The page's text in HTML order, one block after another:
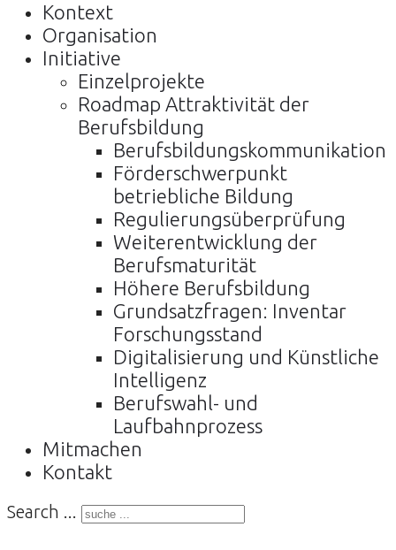
Kontext
Organisation
Initiative
Einzelprojekte
Roadmap Attraktivität der
Berufsbildung
Berufsbildungskommunikation
Förderschwerpunkt
betriebliche Bildung
Regulierungsüberprüfung
Weiterentwicklung der
Berufsmaturität
Höhere Berufsbildung
Grundsatzfragen: Inventar
Forschungsstand
Digitalisierung und Künstliche
Intelligenz
Berufswahl- und
Laufbahnprozess
Mitmachen
Kontakt
Search ...